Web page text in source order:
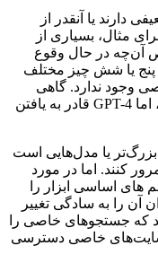
دارند یا آنقدر از
مثال، بسیاری از
آن‌چه در حال وقوع
یا شش چیز مختلف
وجود ندارد. گاهی
اوقات یک الگوی قابل تشخیص وجود دارد، اما GPT-4 قادر به یافتن
بزرگ‌تر یا مدل‌هایی است
کنند. اما در مورد
اساسی ابزار را
آن را به سادگی تغییر
که جستجوهای خاصی را
خاصی دسترسی